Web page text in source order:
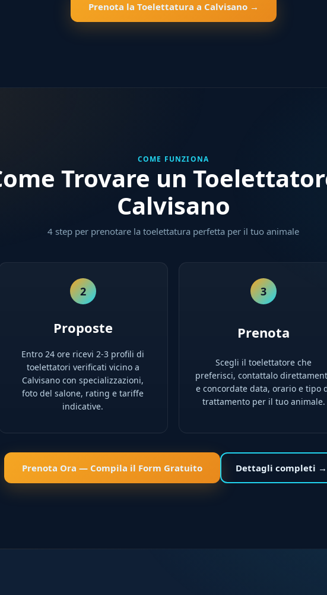
Prenota la Toelettatura a Calvisano →
COME FUNZIONA
Trovare un
Calvisano
4 step per prenotare la toelettatura perfetta per il tuo animale
2
Proposte
Entro 24 ore ricevi 2-3 profili di
toelettatori verificati vicino a
Calvisano con specializzazioni,
foto del salone, rating e tariffe
indicative.
3
Prenota
Scegli il toelettatore che
preferisci, contattalo
e concordate data, orario e tipo
trattamento per il tuo animale.
Prenota Ora — Compila il Form Gratuito Dettagli completi →